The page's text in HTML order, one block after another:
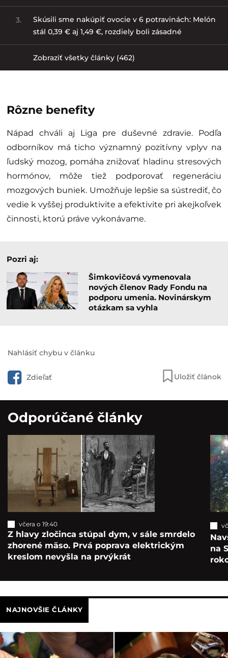
3.
Skúsili sme nakúpiť ovocie v 6 potravinách: Melón
stál 0,39 € aj 1,49 €, rozdiely boli zásadné
Zobraziť všetky články (462)
Rôzne benefity
Nápad chváli aj Liga pre duševné zdravie. Podľa
odborníkov má ticho významný pozitívny vplyv na
ľudský mozog, pomáha znižovať hladinu stresových
hormónov, môže tiež podporovať regeneráciu
mozgových buniek. Umožňuje lepšie sa sústrediť, čo
vedie k vyššej produktivite a efektivite pri akejkoľvek
činnosti, ktorú práve vykonávame.
Pozri aj:
Šimkovičová vymenovala
nových členov Rady Fondu na
podporu umenia. Novinárskym
otázkam sa vyhla
Nahlásiť chybu v článku
Zdieľať Uložiť článok
Odporúčané články
včera o 19:40
Z hlavy zločinca stúpal dym, v sále smrdelo
zhorené mäso. Prvá poprava elektrickým
kreslom nevyšla na prvýkrát
na
NAJNOVŠIE ČLÁNKY